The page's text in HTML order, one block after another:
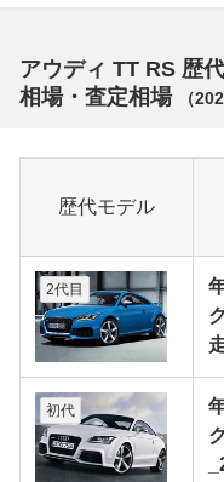
アウディ TT RS 歴
相場・査定相場
（
歴代モデル
2代目
初代